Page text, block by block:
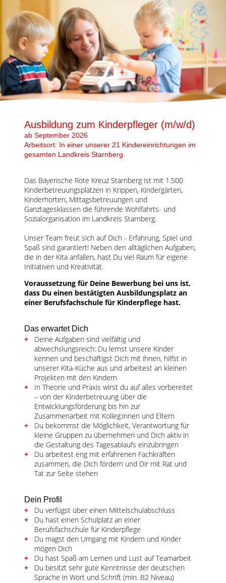
Ausbildung zum Kinderpfleger (m/w/d)
ab September 2026
Arbeitsort: In einer unserer 21 Kindereinrichtungen im
gesamten Landkreis Starnberg
Das Bayerische Rote Kreuz Starnberg ist mit 1.500
Kinderbetreuungsplätzen in Krippen, Kindergärten,
Kinderhorten, Mittagsbetreuungen und
Ganztagesklassen die führende Wohlfahrts- und
Sozialorganisation im Landkreis Starnberg.
Unser Team freut sich auf Dich - Erfahrung, Spiel und
Spaß sind garantiert! Neben den alltäglichen Aufgaben,
die in der Kita anfallen, hast Du viel Raum für eigene
Initiativen und Kreativität.
Voraussetzung für Deine Bewerbung bei uns ist,
dass Du einen bestätigten Ausbildungsplatz an
einer Berufsfachschule für Kinderpflege hast.
Das erwartet Dich
Deine Aufgaben sind vielfältig und
abwechslungsreich: Du lernst unsere Kinder
kennen und beschäftigst Dich mit ihnen, hilfst in
unserer Kita-Küche aus und arbeitest an kleinen
Projekten mit den Kindern
In Theorie und Praxis wirst du auf alles vorbereitet
– von der Kinderbetreuung über die
Entwicklungsförderung bis hin zur
Zusammenarbeit mit Kolleg:innen und Eltern
Du bekommst die Möglichkeit, Verantwortung für
kleine Gruppen zu übernehmen und Dich aktiv in
die Gestaltung des Tagesablaufs einzubringen
Du arbeitest eng mit erfahrenen Fachkräften
zusammen, die Dich fördern und Dir mit Rat und
Tat zur Seite stehen
Dein Profil
Du verfügst über einen Mittelschulabschluss
Du hast einen Schulplatz an einer
Berufsfachschule für Kinderpflege
Du magst den Umgang mit Kindern und Kinder
mögen Dich
Du hast Spaß am Lernen und Lust auf Teamarbeit
Du besitzt sehr gute Kenntnisse der deutschen
Sprache in Wort und Schrift (min. B2 Niveau)